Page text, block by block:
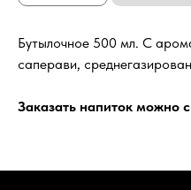
Бутылочное 500 мл. С
саперави,
Заказать напиток можно